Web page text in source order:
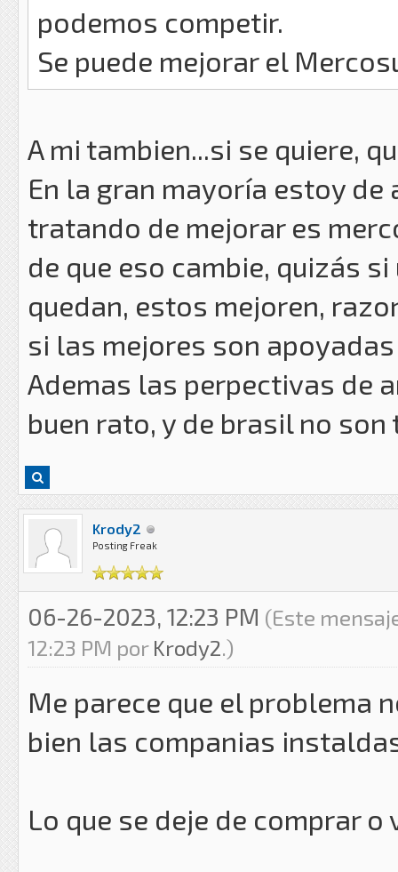
podemos competir.
Se puede mejorar el
A mi tambien...si se quiere,
En la gran mayoría estoy
tratando de mejorar es
de que eso cambie, quizás
quedan, estos mejoren,
si las mejores son
Ademas las perpectivas de
buen rato, y de brasil no
Krody2
Posting Freak
06-26-2023, 12:23 PM (Este
12:23 PM por Krody2.)
Me parece que el problema
bien las companias
Lo que se deje de comprar o